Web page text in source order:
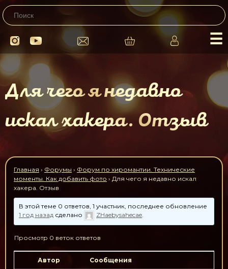
☰
Для чего я недавно
искал хакера. Отзыв
Главная › Форумы › Форум по хиромантии. Технические
моменты. Как добавить фото › Для чего я недавно искал
хакера. Отзыв
В этой теме 0 ответов, 1 участник, последнее обновление
1 год назад сделано ZHaebysahecae.
Просмотр 0 веток ответов
Автор Сообщения